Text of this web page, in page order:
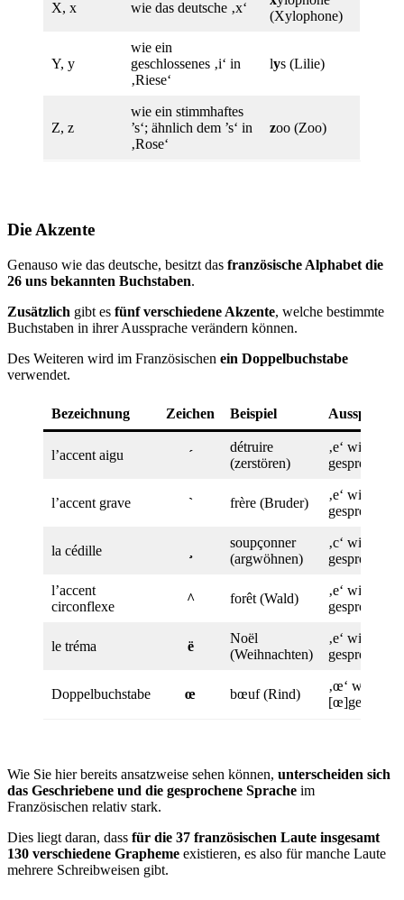
X, x wie das deutsche ‚x‘
(Xylophone)
Y, y
wie ein
geschlossenes ‚i‘ in
‚Riese‘
lys (Lilie)
Z, z
wie ein stimmhaftes
’s‘; ähnlich dem ’s‘ in
‚Rose‘
zoo (Zoo)
Die Akzente
Genauso wie das deutsche, besitzt das französische Alphabet die
26 uns bekannten Buchstaben.
Zusätzlich gibt es fünf verschiedene Akzente, welche bestimmte
Buchstaben in ihrer Aussprache verändern können.
Des Weiteren wird im Französischen ein Doppelbuchstabe
verwendet.
Bezeichnung Zeichen Beispiel Aussprache
l’accent aigu ´
détruire
(zerstören)
‚e‘ wird als
gesprochen
l’accent grave ` frère (Bruder)
‚e‘ wird als
gesprochen
la cédille
soupçonner
(argwöhnen)
‚c‘ wird als
gesprochen
l’accent
circonflexe
^ forêt (Wald)
‚e‘ wird als
gesprochen
le tréma ë
Noël
(Weihnachten)
‚e‘ wird als
gesprochen
Doppelbuchstabe œ bœuf (Rind)
‚œ‘ wird als
Wie Sie hier bereits ansatzweise sehen können, unterscheiden sich
das Geschriebene und die gesprochene Sprache im
Französischen relativ stark.
Dies liegt daran, dass für die 37 französischen Laute insgesamt
130 verschiedene Grapheme existieren, es also für manche Laute
mehrere Schreibweisen gibt.